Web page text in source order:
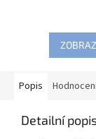
Popis
Detailní